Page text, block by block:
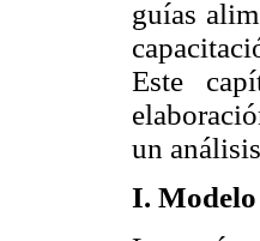
guías
Este
un
I.